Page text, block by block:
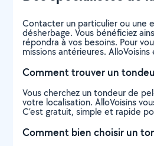
Contacter un particulier ou une
désherbage. Vous bénéficiez
répondra à vos besoins. Pour
missions antérieures.
Comment trouver un
Vous cherchez un tondeur de
votre localisation. AlloVoisins
C’est gratuit, simple et rapide
Comment bien choisir un